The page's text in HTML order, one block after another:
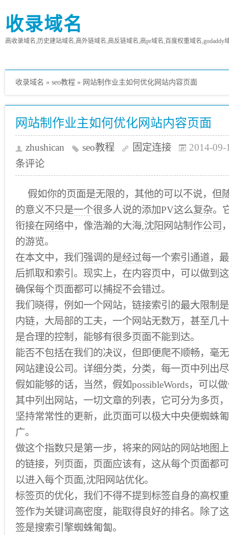
收录域名
高收录域名,历史建站域名,高外链域名,高反链域名,高pr域名,百度权重域名,godaddy
收录域名 » seo教程 » 网站制作业主如何优化网站内容页面
网站制作业主如何优化网站内容页面
zhushican seo教程 固定连接
2014-09-
条评论
假如你的页面是无限的，其他的可以不说，但
的意义不只是一个很多人说的添加PV这么复杂。
衔接在网络中，像浩瀚的大海,沈阳 网站制作公司
的游览。
在本文中，我们 强调的是经过每一个索引通道，
后抓取和索引 。现实上，在内容页中，可以做到
确保每个页面都可以捕捉不会错过。
我们 晓得，例如一个网站， 链接索引的最大限制
内链，大局部的工夫，一个网站无数万，甚至几
是合理的控制，能够有很多页面不能到达。
能否不包括在我们的决议，但即便爬不顺畅，毫
网站建设公司。详细分类， 分类，每一页中列出
假如能够的话，当然，假如possibleWords，可以
其中列出网站，一切文章的列表，它可分为多页
坚持常常性的更新，此页面可以极大中央便蜘蛛
广。
做这个指数只是第一步，将来的网站的网站地图
的链接，列页面，页面应该有，这从每个页面都
以进入每个页面,沈阳网站优化。
标签页的优化，我们不得不提到标签自身的高权
签作为关键词高密度，能取得良好的排名。除了
签是搜索引擎蜘蛛匍匐。